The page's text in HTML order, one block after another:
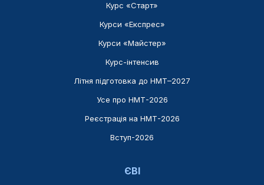
Курс «Старт»
Курси «Експрес»
Курси «Майстер»
Курс-інтенсив
Літня підготовка до НМТ–2027
Усе про НМТ-2026
Реєстрація на НМТ-2026
Вступ-2026
ЄВІ